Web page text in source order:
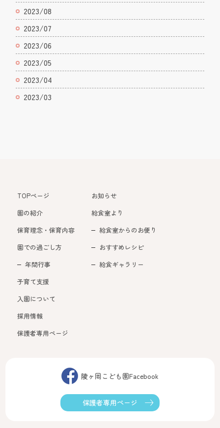
2023/08
2023/07
2023/06
2023/05
2023/04
2023/03
TOPページ
園の紹介
保育理念・保育内容
園での過ごし方
年間行事
お知らせ
給食室より
給食室からのお便り
おすすめレシピ
給食ギャラリー
子育て支援
入園について
採用情報
保護者専用ページ
陵ヶ岡こども園Facebook
保護者専用ページ